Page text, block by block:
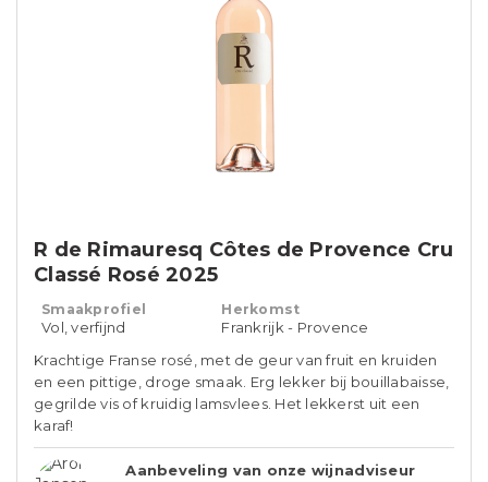
R de Rimauresq Côtes de Provence Cru
Classé Rosé 2025
Smaakprofiel
Vol, verfijnd
Herkomst
Frankrijk - Provence
Krachtige Franse rosé, met de geur van fruit en kruiden
en een pittige, droge smaak. Erg lekker bij bouillabaisse,
gegrilde vis of kruidig lamsvlees. Het lekkerst uit een
karaf!
Aanbeveling van onze wijnadviseur